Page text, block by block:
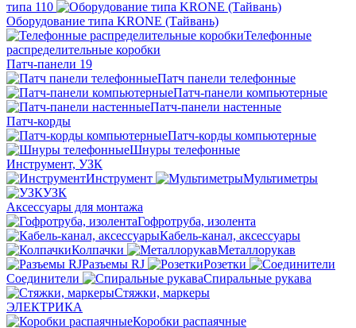
типа 110
Оборудование типа KRONE (Тайвань)
Телефонные
распределительные коробки
Патч-панели 19
Патч панели телефонные
Патч-панели компьютерные
Патч-панели настенные
Патч-корды
Патч-корды компьютерные
Шнуры телефонные
Инструмент, УЗК
Инструмент
Мультиметры
УЗК
Аксессуары для монтажа
Гофротруба, изолента
Кабель-канал, аксессуары
Колпачки
Металлорукав
Разъемы RJ
Розетки
Соединители
Спиральные рукава
Стяжки, маркеры
ЭЛЕКТРИКА
Коробки распаячные